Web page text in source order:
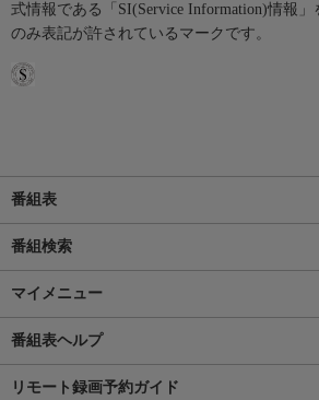
式情報である「SI(Service Information)情報
のみ表記が許されているマークです。
番組表
番組検索
マイメニュー
番組表ヘルプ
リモート録画予約ガイド